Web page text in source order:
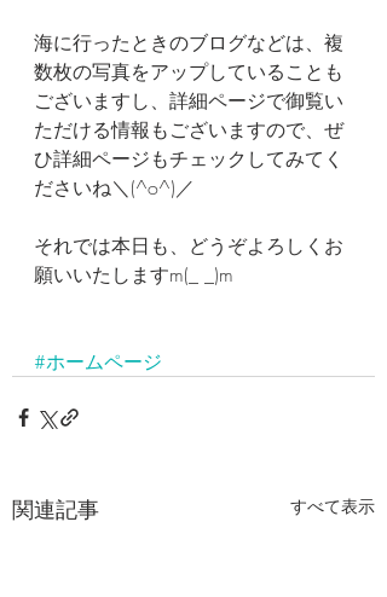
海に行ったときのブログなどは、複
数枚の写真をアップしていることも
ございますし、詳細ページで御覧い
ただける情報もございますので、ぜ
ひ詳細ページもチェックしてみてく
ださいね＼(^o^)／
それでは本日も、どうぞよろしくお
願いいたしますm(_ _)m
#ホームページ
関連記事 すべて表示